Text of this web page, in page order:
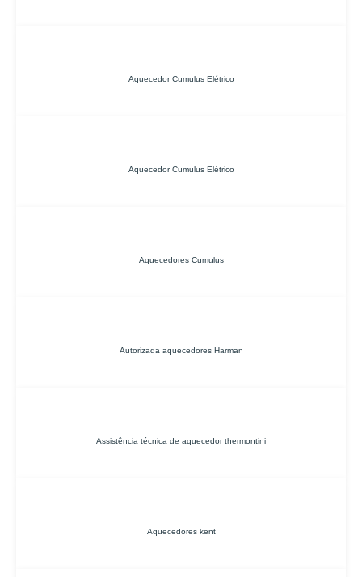
Aquecedor Cumulus Elétrico
Aquecedor Cumulus Elétrico
Aquecedores Cumulus
Autorizada aquecedores Harman
Assistência técnica de aquecedor thermontini
Aquecedores kent